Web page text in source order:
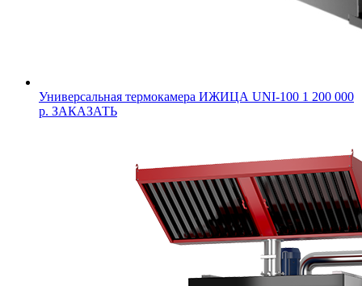
Универсальная термокамера ИЖИЦА UNI-100 1 200 000
р. ЗАКАЗАТЬ